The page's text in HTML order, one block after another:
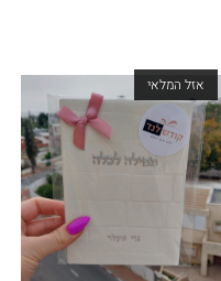
אזל המלאי